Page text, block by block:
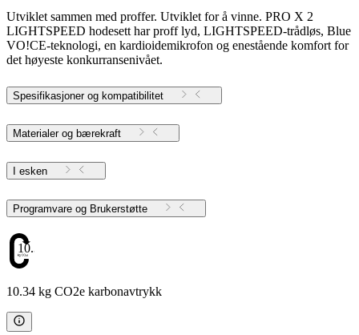
Utviklet sammen med proffer. Utviklet for å vinne. PRO X 2
LIGHTSPEED hodesett har proff lyd, LIGHTSPEED-trådløs, Blue
VO!CE-teknologi, en kardioidemikrofon og enestående komfort for
det høyeste konkurransenivået.
Spesifikasjoner og kompatibilitet
Materialer og bærekraft
I esken
Programvare og Brukerstøtte
10.34
10.34 kg CO2e karbonavtrykk